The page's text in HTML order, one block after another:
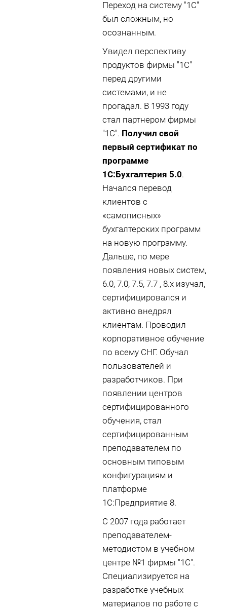
Переход на систему "1С"
был сложным, но
осознанным.
Увидел перспективу
продуктов фирмы "1С"
перед другими
системами, и не
прогадал. В 1993 году
стал партнером фирмы
"1С". Получил свой
первый сертификат по
программе
1С:Бухгалтерия 5.0.
Начался перевод
клиентов с
«самописных»
бухгалтерских программ
на новую программу.
Дальше, по мере
появления новых систем,
6.0, 7.0, 7.5, 7.7 , 8.х изучал,
сертифицировался и
активно внедрял
клиентам. Проводил
корпоративное обучение
по всему СНГ. Обучал
пользователей и
разработчиков. При
появлении центров
сертифицированного
обучения, стал
сертифицированным
преподавателем по
основным типовым
конфигурациям и
платформе
1С:Предприятие 8.
С 2007 года работает
преподавателем-
методистом в учебном
центре №1 фирмы "1С".
Специализируется на
разработке учебных
материалов по работе с